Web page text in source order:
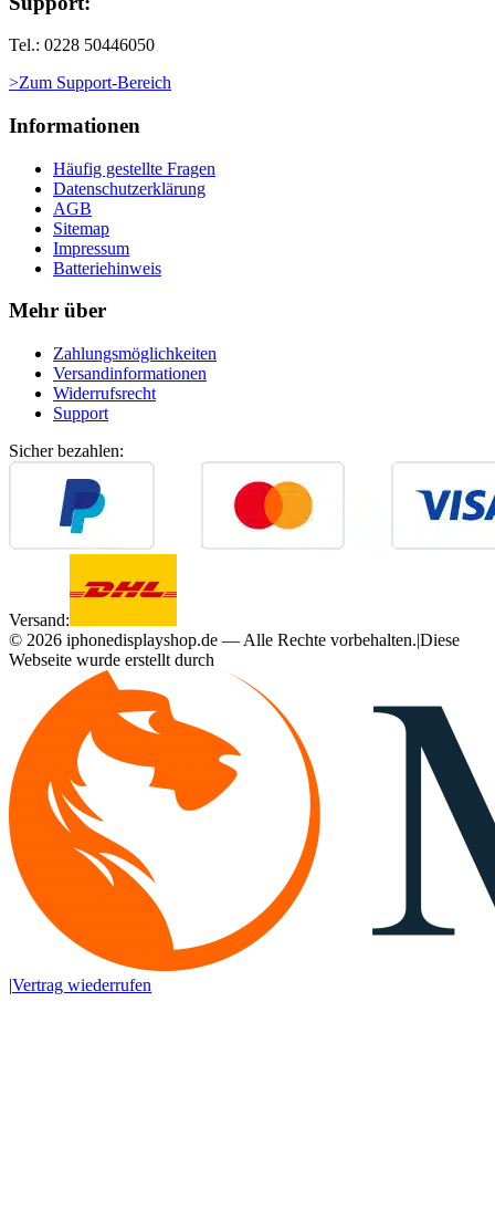
Tel.: 0228 50446050
>Zum Support-Bereich
Informationen
Häufig gestellte Fragen
Datenschutzerklärung
AGB
Sitemap
Impressum
Batteriehinweis
Mehr über
Zahlungsmöglichkeiten
Versandinformationen
Widerrufsrecht
Support
Sicher bezahlen:
Versand:
© 2026 iphonedisplayshop.de — Alle Rechte vorbehalten.|Diese
Webseite wurde erstellt durch
|Vertrag wiederrufen